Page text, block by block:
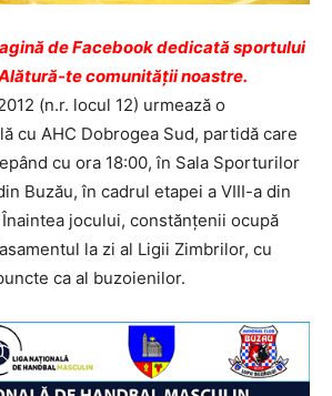
de Facebook dedicată sportului
te comunității noastre.
(n.r. locul 12) urmează o
cu AHC Dobrogea Sud, partidă care
cu ora 18:00, în Sala Sporturilor
Buzău, în cadrul etapei a VIII-a din
jocului, constănţenii ocupă
la zi al Ligii Zimbrilor, cu
ca al buzoienilor.